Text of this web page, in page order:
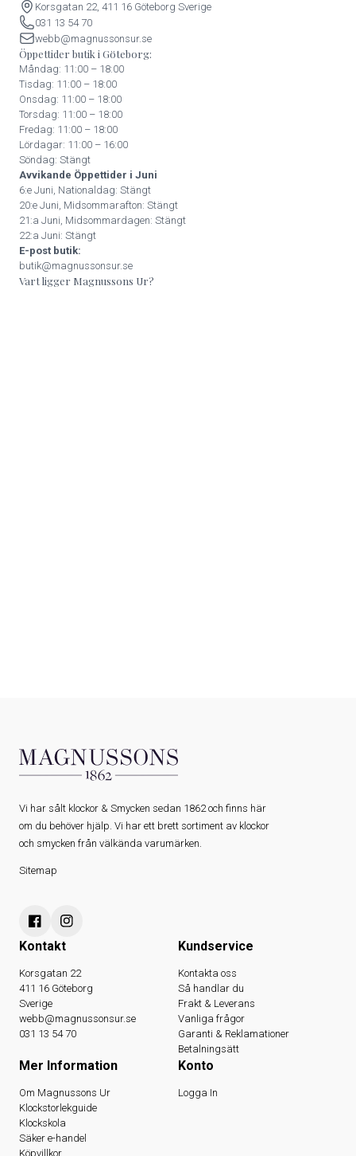
Korsgatan 22, 411 16 Göteborg Sverige
031 13 54 70
webb@magnussonsur.se
Öppettider butik i Göteborg:
Måndag: 11:00 – 18:00
Tisdag: 11:00 – 18:00
Onsdag: 11:00 – 18:00
Torsdag: 11:00 – 18:00
Fredag: 11:00 – 18:00
Lördagar: 11:00 – 16:00
Söndag: Stängt
Avvikande Öppettider i Juni
6:e Juni, Nationaldag: Stängt
20:e Juni, Midsommarafton: Stängt
21:a Juni, Midsommardagen: Stängt
22:a Juni: Stängt
E-post butik:
butik@magnussonsur.se
Vart ligger Magnussons Ur?
Vi har sålt klockor & Smycken sedan 1862 och finns här
om du behöver hjälp. Vi har ett brett sortiment av klockor
och smycken från välkända varumärken.
Sitemap
Kontakt
Korsgatan 22
411 16 Göteborg
Sverige
webb@magnussonsur.se
031 13 54 70
Kundservice
Kontakta oss
Så handlar du
Frakt & Leverans
Vanliga frågor
Garanti & Reklamationer
Betalningsätt
Mer Information
Om Magnussons Ur
Klockstorlekguide
Klockskola
Säker e-handel
Köpvillkor
Konto
Logga In